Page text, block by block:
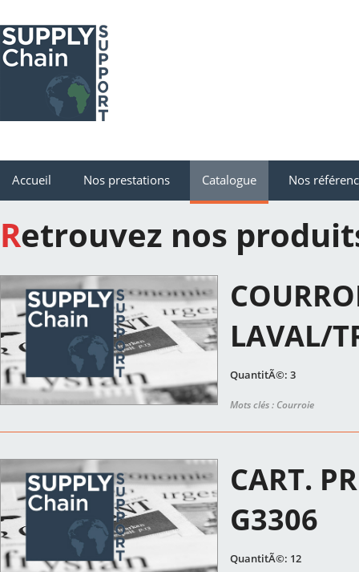
Accueil Nos prestations Catalogue Nos
Retrouvez nos
LAVAL/
QuantitÃ©: 3
Mots clés : Courroie
CART.
G3306
QuantitÃ©: 12